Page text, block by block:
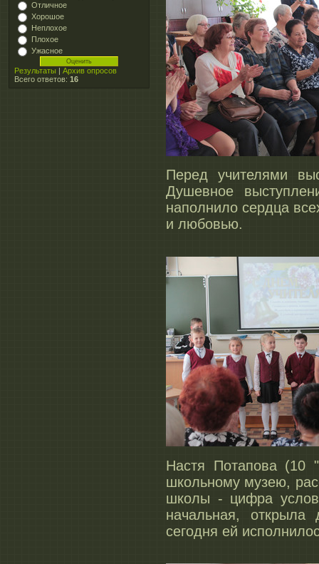
Отличное
Хорошое
Неплохое
Плохое
Ужасное
Результаты | Архив опросов
Всего ответов: 16
Перед учителями
Душевное
наполнило сердца
и любовью.
Настя Потапова (10
школьному музею,
школы - цифра
начальная,
сегодня ей